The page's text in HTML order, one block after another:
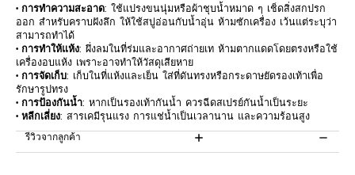
• การทำความสะอาด: ใช้แปรงขนนุ่มหรือผ้าชุบน้ำหมาด ๆ เช็ดสิ่งสกปรก
ออก สำหรับคราบฝังลึก ให้ใช้สบู่อ่อนกับน้ำอุ่น ห้ามซักเครื่อง เว้นแต่ระบุว่า
สามารถทำได้
• การทำให้แห้ง: ผึ่งลมในที่ร่มและอากาศถ่ายเท ห้ามตากแดดโดยตรงหรือใช้
เครื่องอบแห้ง เพราะอาจทำให้วัสดุเสียหาย
• การจัดเก็บ: เก็บในที่แห้งและเย็น ใส่ที่ดันทรงหรือกระดาษยัดรองเท้าเพื่อ
รักษารูปทรง
• การป้องกันน้ำ: หากเป็นรองเท้ากันน้ำ ควรฉีดสเปรย์กันน้ำเป็นระยะ
• หลีกเลี่ยง: สารเคมีรุนแรง การแช่น้ำเป็นเวลานาน และความร้อนสูง
รีวิวจากลูกค้า